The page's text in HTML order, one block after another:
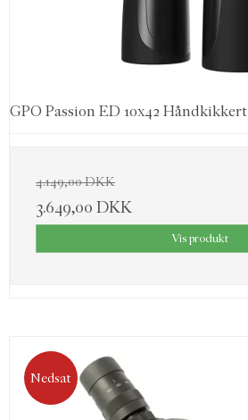
GPO Passion ED 10x42 Håndkikkert
4.149,00 DKK
3.649,00 DKK
Vis produkt
Nedsat